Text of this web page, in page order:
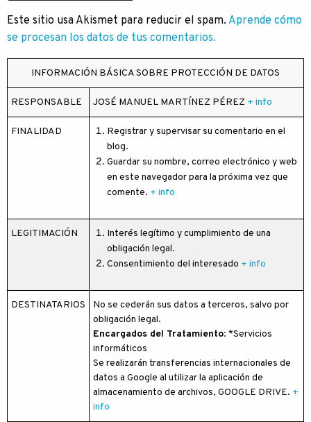
Este sitio usa Akismet para reducir el spam. Aprende cómo
se procesan los datos de tus comentarios.
INFORMACIÓN BÁSICA SOBRE PROTECCIÓN DE DATOS
RESPONSABLE JOSÉ MANUEL MARTÍNEZ PÉREZ + info
FINALIDAD
Registrar y supervisar su comentario en el
blog.
Guardar su nombre, correo electrónico y web
en este navegador para la próxima vez que
comente. + info
LEGITIMACIÓN
Interés legítimo y cumplimiento de una
obligación legal.
Consentimiento del interesado + info
DESTINATARIOS
No se cederán sus datos a terceros, salvo por
obligación legal.
Encargados del Tratamiento: *Servicios
informáticos
Se realizarán transferencias internacionales de
datos a Google al utilizar la aplicación de
almacenamiento de archivos, GOOGLE DRIVE. +
info